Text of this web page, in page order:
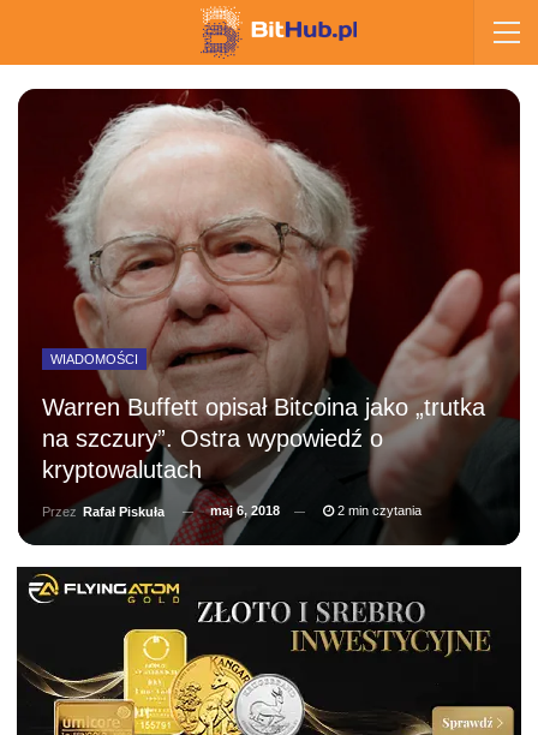
WIADOMOŚCI
Warren Buffett opisał Bitcoina jako „trutka
na szczury”. Ostra wypowiedź o
kryptowalutach
Przez Rafał Piskuła maj 6, 2018 2 min czytania